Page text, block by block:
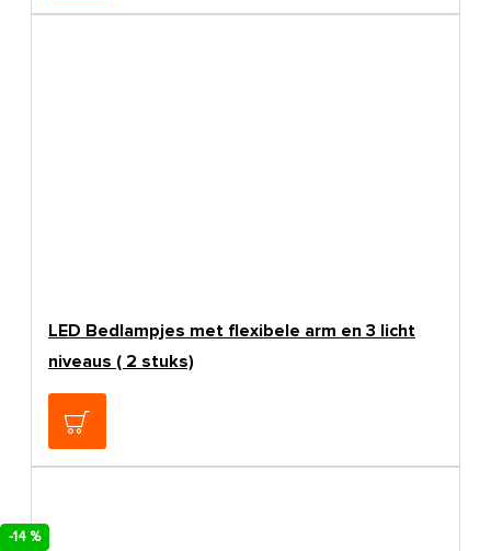
-14 %
LED Bedlampjes met flexibele arm en 3 licht
niveaus ( 2 stuks)
€119,00